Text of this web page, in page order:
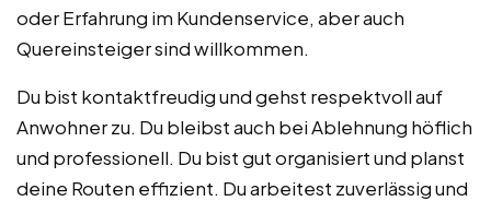
oder Erfahrung im Kundenservice, aber auch
Quereinsteiger sind willkommen.
Du bist kontaktfreudig und gehst respektvoll auf
Anwohner zu. Du bleibst auch bei Ablehnung höflich
und professionell. Du bist gut organisiert und planst
deine Routen effizient. Du arbeitest zuverlässig und